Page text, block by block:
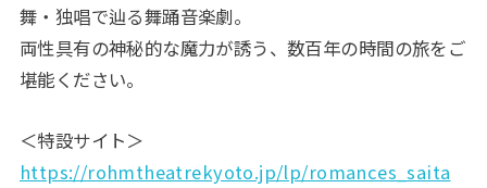
舞・独唱で辿る舞踊音楽劇。
両性具有の神秘的な魔力が誘う、数百年の時間の旅をご
堪能ください。
＜特設サイト＞
https://rohmtheatrekyoto.jp/lp/romances_saita